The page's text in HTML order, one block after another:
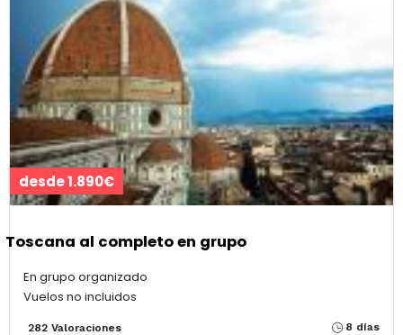
desde 1.890€
Toscana al completo en grupo
En grupo organizado
Vuelos no incluidos
282 Valoraciones 8 días